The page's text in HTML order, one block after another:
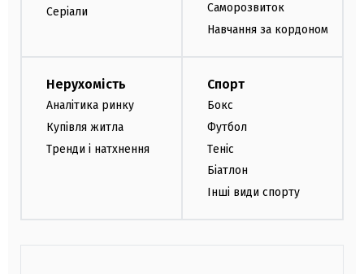
Серіали
Саморозвиток
Навчання за кордоном
Нерухомість
Аналітика ринку
Купівля житла
Тренди і натхнення
Спорт
Бокс
Футбол
Теніс
Біатлон
Інші види спорту